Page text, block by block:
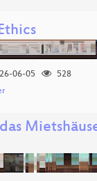
06-05
528